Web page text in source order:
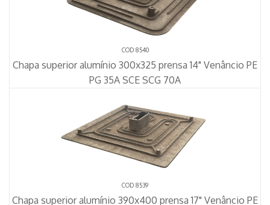
COD 8540
Chapa superior alumínio 300x325 prensa 14" Venâncio PE
PG 35A SCE SCG 70A
COD 8539
Chapa superior alumínio 390x400 prensa 17" Venâncio PE